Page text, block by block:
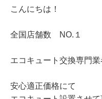
こんにちは！
全国店舗数 NO.１
エコキュート交換専門
安心適正価格にて